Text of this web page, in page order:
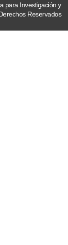
para Investigación y
Reservados